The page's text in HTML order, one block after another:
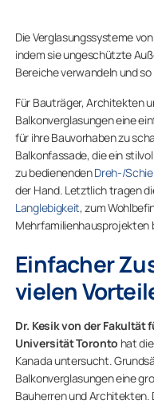
Die Verglasungssysteme
indem sie ungeschützte
Bereiche verwandeln und
Für Bauträger, Architekten
Balkonverglasungen eine
für ihre Bauvorhaben zu
Balkonfassade, die ein
zu bedienendenDreh-/
der Hand. Letztlich tragen
Langlebigkeit, zum
Mehrfamilienhausprojekten
Einfacher
vielen
Dr. Kesik von der
Universität Toronto hat
Kanada untersucht.
Balkonverglasungen eine
Bauherren und Architekten.